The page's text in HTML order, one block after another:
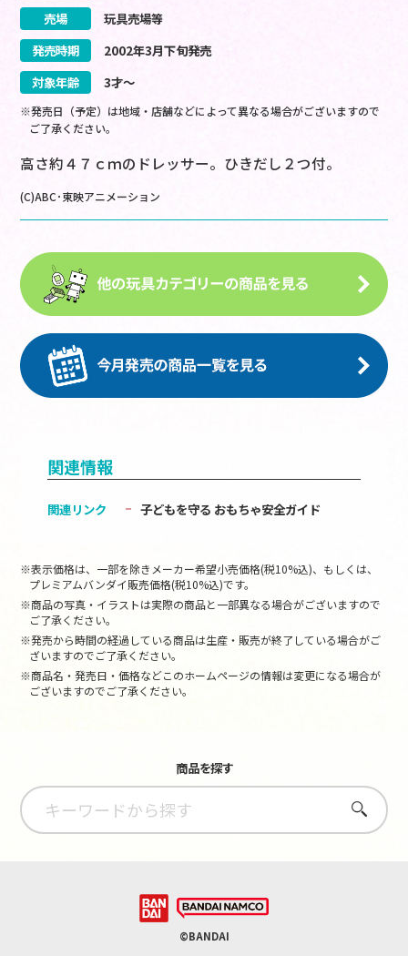
売場
玩具売場等
発売時期
2002年3月下旬発売
対象年齢
3才～
※発売日（予定）は地域・店舗などによって異なる場合がございますので
ご了承ください。
高さ約４７ｃｍのドレッサー。ひきだし２つ付。
(C)ABC･東映アニメーション
関連情報
関連リンク 子どもを守る おもちゃ安全ガイド
※表示価格は、一部を除きメーカー希望小売価格(税10%込)、もしくは、
プレミアムバンダイ販売価格(税10%込)です。
※商品の写真・イラストは実際の商品と一部異なる場合がございますので
ご了承ください。
※発売から時間の経過している商品は生産・販売が終了している場合がご
ざいますのでご了承ください。
※商品名・発売日・価格などこのホームページの情報は変更になる場合が
ございますのでご了承ください。
商品を探す
さがす
©BANDAI